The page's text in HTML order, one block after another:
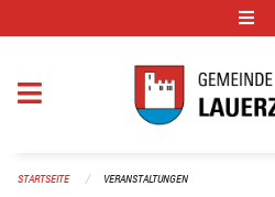
STARTSEITE VERANSTALTUNGEN